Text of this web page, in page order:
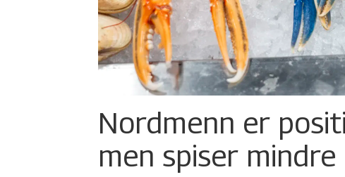
Nordmenn er
men spiser mindre